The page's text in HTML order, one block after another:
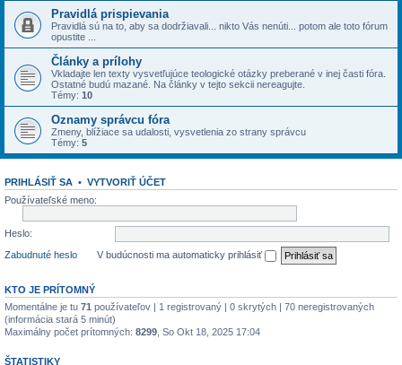
Pravidlá prispievania
Pravidlá sú na to, aby sa dodržiavali... nikto Vás nenúti... potom ale toto fórum
opustite ...
Články a prílohy
Vkladajte len texty vysvetľujúce teologické otázky preberané v inej časti fóra.
Ostatné budú mazané. Na články v tejto sekcii nereagujte.
Témy: 10
Oznamy správcu fóra
Zmeny, blížiace sa udalosti, vysvetlenia zo strany správcu
Témy: 5
PRIHLÁSIŤ SA • VYTVORIŤ ÚČET
Používateľské meno:
Heslo:
Zabudnuté heslo
V budúcnosti ma automaticky prihlásiť
KTO JE PRÍTOMNÝ
Momentálne je tu 71 používateľov | 1 registrovaný | 0 skrytých | 70 neregistrovaných
(informácia stará 5 minút)
Maximálny počet prítomných: 8299 , So Okt 18, 2025 17:04
ŠTATISTIKY